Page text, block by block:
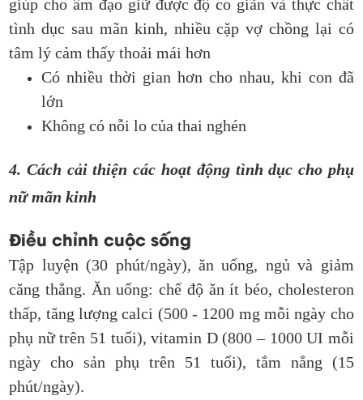
giúp cho âm đạo giữ được độ co giãn và thực chất
tình dục sau mãn kinh, nhiều cặp vợ chồng lại có
tâm lý cảm thấy thoải mái hơn
Có nhiều thời gian hơn cho nhau, khi con đã
lớn
Không có nỗi lo của thai nghén
4. Cách cải thiện các hoạt động tình dục cho phụ
nữ mãn kinh
Điều chỉnh cuộc sống
Tập luyện (30 phút/ngày), ăn uống, ngủ và giảm
căng thẳng. Ăn uống: chế độ ăn ít béo, cholesteron
thấp, tăng lượng calci (500 - 1200 mg mỗi ngày cho
phụ nữ trên 51 tuổi), vitamin D (800 – 1000 UI mỗi
ngày cho sản phụ trên 51 tuổi), tắm nắng (15
phút/ngày).